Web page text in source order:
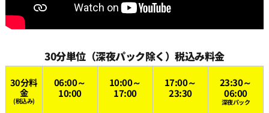
30分単位（深夜パック除く）税込み料金
30分料
金
(税込み)
06:00～
10:00
10:00～
17:00
17:00～
23:30
23:30～
06:00
深夜パック